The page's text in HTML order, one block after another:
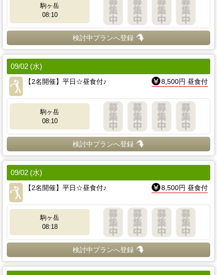
駒ヶ岳
08:10
検討中プランへ登録
09/02 (水)
【2名開催】平日☆昼食付♪
8,500円 昼食付
駒ヶ岳
08:10
検討中プランへ登録
09/02 (水)
【2名開催】平日☆昼食付♪
8,500円 昼食付
駒ヶ岳
08:18
検討中プランへ登録